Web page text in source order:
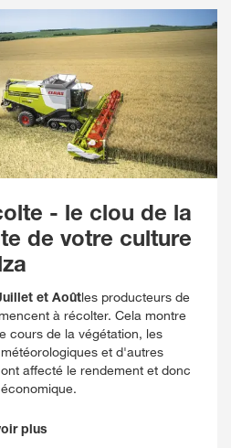
- le clou de la
de votre culture
et Aoûtles producteurs de
à récolter. Cela montre
cours de la végétation, les
et d'autres
affecté le rendement et donc
plus